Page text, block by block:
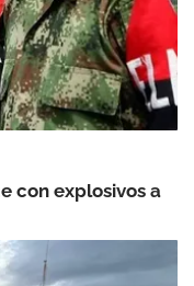
con explosivos a